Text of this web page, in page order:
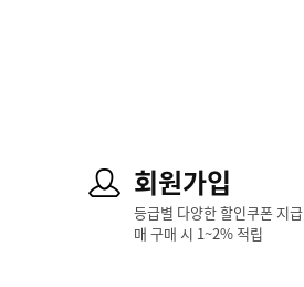
회원가입
등급별 다양한 할인쿠폰 지급
매 구매 시 1~2% 적립